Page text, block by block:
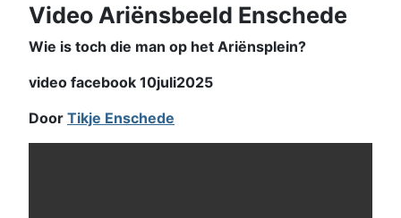
Video Ariënsbeeld Enschede
Wie is toch die man op het Ariënsplein?
video facebook 10juli2025
Door Tikje Enschede